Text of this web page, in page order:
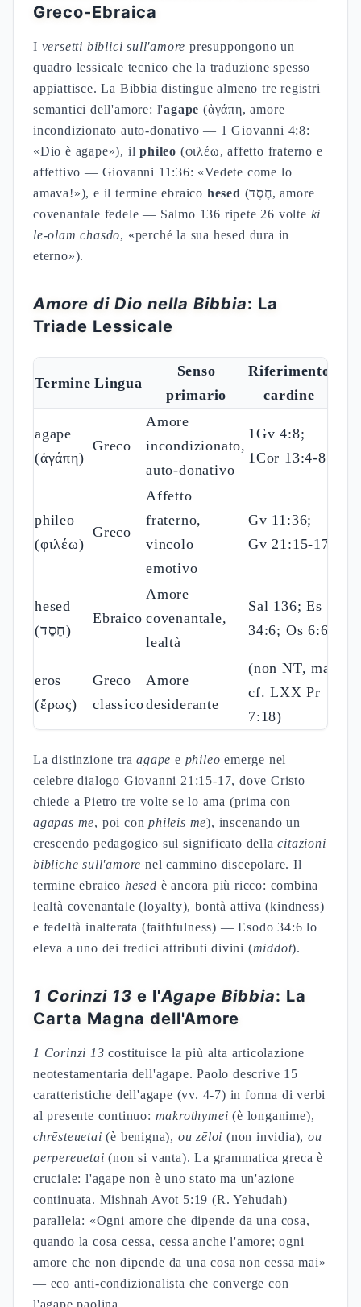
Greco-Ebraica
I versetti biblici sull'amore presuppongono un
quadro lessicale tecnico che la traduzione spesso
appiattisce. La Bibbia distingue almeno tre registri
semantici dell'amore: l'agape (ἀγάπη, amore
incondizionato auto-donativo — 1 Giovanni 4:8:
«Dio è agape»), ilphileo (φιλέω, affetto fraterno e
affettivo — Giovanni 11:36: «Vedete come lo
amava!»), e il termine ebraico hesed (חֶסֶד, amore
covenantale fedele — Salmo 136 ripete 26 volte ki
le-olam chasdo, «perché la sua hesed dura in
eterno»).
Amore di Dio nella Bibbia: La
Triade Lessicale
Termine Lingua
Senso
primario
Riferimento
cardine
agape
(ἀγάπη)
Greco
Amore
incondizionato,
auto-donativo
1Gv 4:8;
1Cor 13:4-8
phileo
(φιλέω)
Greco
Affetto
fraterno,
vincolo
emotivo
Gv 11:36;
Gv 21:15-17
hesed
(חֶסֶד)
Ebraico
Amore
covenantale,
lealtà
Sal 136; Es
34:6; Os 6:6
eros
(ἔρως)
Greco
classico
Amore
desiderante
(non NT, ma
cf. LXX Pr
7:18)
La distinzione traagape e phileo emerge nel
celebre dialogo Giovanni 21:15-17, dove Cristo
chiede a Pietro tre volte se lo ama (prima con
agapas me, poi conphileis me), inscenando un
crescendo pedagogico sul significato dellacitazioni
bibliche sull'amore nel cammino discepolare. Il
termine ebraico hesed è ancora più ricco: combina
lealtà covenantale (loyalty), bontà attiva (kindness)
e fedeltà inalterata (faithfulness) — Esodo 34:6 lo
eleva a uno dei tredici attributi divini (middot).
1 Corinzi 13 e l'Agape Bibbia: La
Carta Magna dell'Amore
1 Corinzi 13 costituisce la più alta articolazione
neotestamentaria dell'agape. Paolo descrive 15
caratteristiche dell'agape (vv. 4-7) in forma di verbi
al presente continuo: makrothymei (è longanime),
chrēsteuetai (è benigna), ou zēloi (non invidia),ou
perpereuetai (non si vanta). La grammatica greca è
cruciale: l'agape non è uno stato ma un'azione
continuata. Mishnah Avot 5:19 (R. Yehudah)
parallela: «Ogni amore che dipende da una cosa,
quando la cosa cessa, cessa anche l'amore; ogni
amore che non dipende da una cosa non cessa mai»
— eco anti-condizionalista che converge con
l'agape paolina.